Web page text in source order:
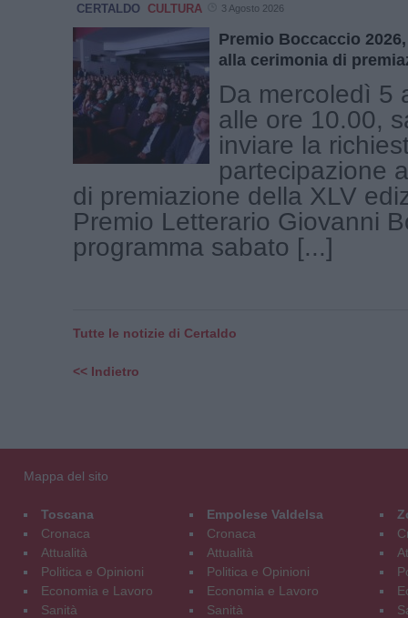
CERTALDO CULTURA 3 Agosto 2026
Premio Boccaccio
alla cerimonia di
Da mercoledì 5
alle ore 10.00,
inviare la
partecipazione
di premiazione della XLV
Premio Letterario Giovanni
programma sabato [...]
Tutte le notizie di Certaldo
<< Indietro
Mappa del sito
Toscana
Cronaca
Attualità
Politica e Opinioni
Economia e Lavoro
Sanità
Empolese Valdelsa
Cronaca
Attualità
Politica e Opinioni
Economia e Lavoro
Sanità